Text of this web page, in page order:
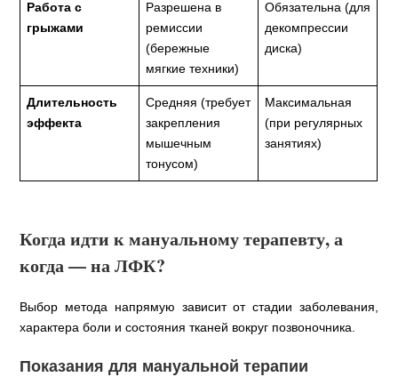
Работа с
грыжами
Разрешена в
ремиссии
(бережные
мягкие техники)
Обязательна (для
декомпрессии
диска)
Длительность
эффекта
Средняя (требует
закрепления
мышечным
тонусом)
Максимальная
(при регулярных
занятиях)
Когда идти к мануальному терапевту, а
когда — на ЛФК?
Выбор метода напрямую зависит от стадии заболевания,
характера боли и состояния тканей вокруг позвоночника.
Показания для мануальной терапии